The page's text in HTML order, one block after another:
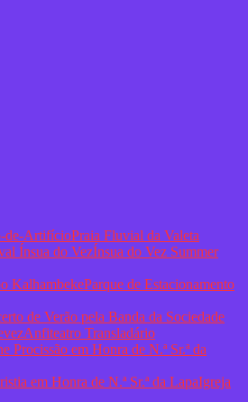
de-ArtifícioPraia Fluvial da Valeta
Ínsua do VezÍnsua do Vez Summer
KalhambekeParque de Estacionamento
de Verão pela Banda da Sociedade
Anfiteatro Transladário
Procissão em Honra de N.ª Sr.ª da
em Honra de N.ª Sr.ª da LapaIgreja